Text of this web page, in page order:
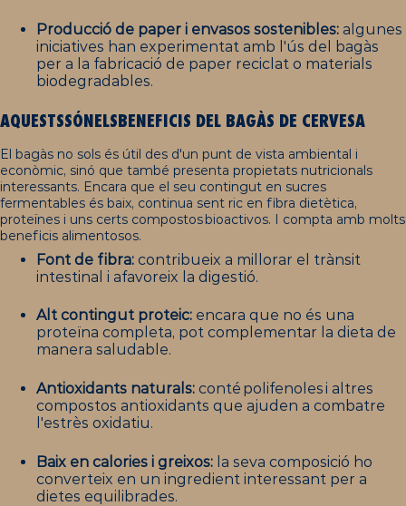
Producció de paper i envasos sostenibles: algunes
iniciatives han experimentat amb l'ús del bagàs
per a la fabricació de paper reciclat o materials
biodegradables.
AQUESTSSÓN ELS BENEFICIS DEL BAGÀS DE CERVESA
El bagàs no sols és útil des d'un punt de vista ambiental i
econòmic, sinó que també presenta propietats nutricionals
interessants. Encara que el seu contingut en sucres
fermentables és baix, continua sent ric en fibra dietètica,
proteïnes i uns certs compostos bioactivos. I compta amb molts
beneficis alimentosos.
Font de fibra: contribueix a millorar el trànsit
intestinal i afavoreix la digestió.
Alt contingut proteic: encara que no és una
proteïna completa, pot complementar la dieta de
manera saludable.
Antioxidants naturals: conté polifenoles i altres
compostos antioxidants que ajuden a combatre
l'estrès oxidatiu.
Baix en calories i greixos: la seva composició ho
converteix en un ingredient interessant per a
dietes equilibrades.